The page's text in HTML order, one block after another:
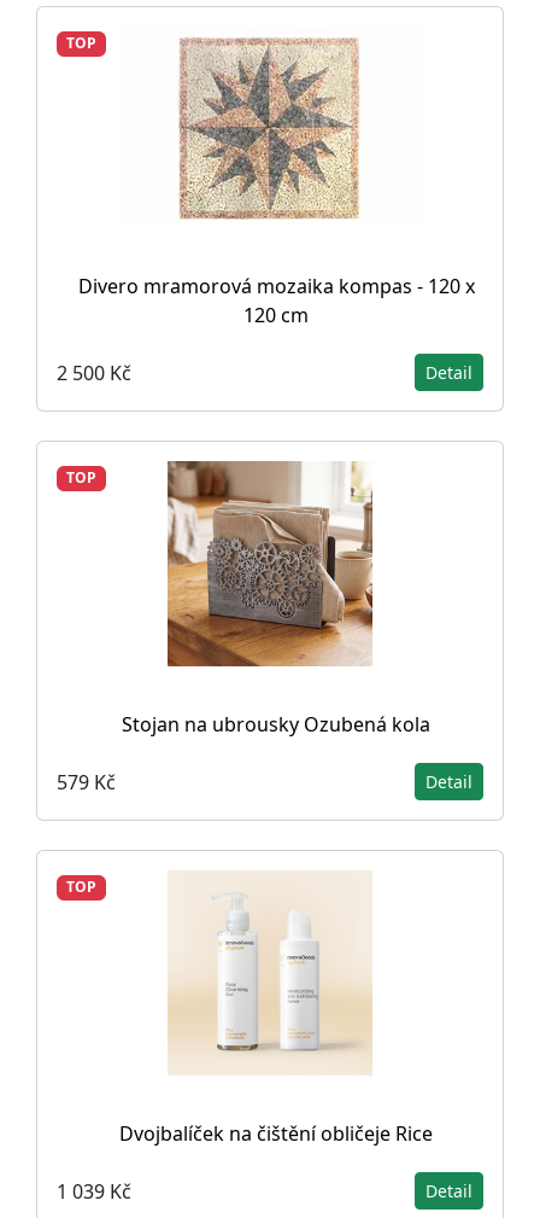
TOP
Divero mramorová mozaika kompas - 120 x
120 cm
2 500 Kč Detail
TOP
Stojan na ubrousky Ozubená kola
579 Kč Detail
TOP
Dvojbalíček na čištění obličeje Rice
1 039 Kč Detail